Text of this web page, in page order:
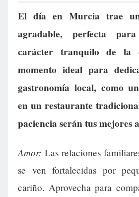
El día en Murcia trae
agradable, perfecta
carácter tranquilo de la
momento ideal para
gastronomía local, como
en un restaurante
paciencia serán tus mejores
Amor: Las relaciones
se ven fortalecidas por
cariño. Aprovecha para